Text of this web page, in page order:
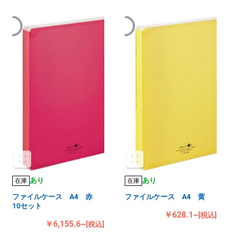
在庫 あり
ファイルケース A4 赤
10セット
￥6,155.6~[税込]
在庫 あり
ファイルケース A4 黄
￥628.1~[税込]